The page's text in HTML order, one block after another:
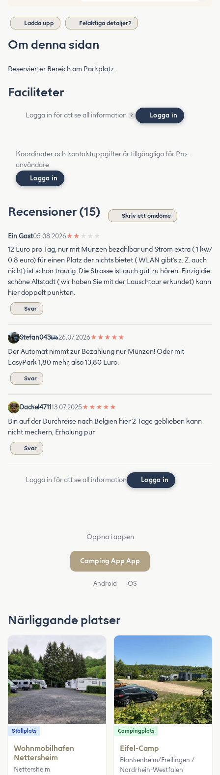
Ladda upp Felaktiga detaljer?
Om denna sidan
Reservierter Bereich am Parkplatz.
Faciliteter
Logga in för att se all information ? Logga in
Koordinater och kontaktuppgifter är tillgängliga för Pro-
användare.
Logga in
Recensioner (15) Skriv ett omdöme
Ein Gast05.08.2026★ ★ ★ ★ ★
12 Euro pro Tag, nur mit Münzen bezahlbar und Strom extra ( 1 kw/
0,8 euro) für einen Platz der nichts bietet ( WLAN gibt's z. Z. auch
nicht) ist schon traurig. Die Strasse ist auch gut zu hören. Einzig die
schöne Altstadt ( wir haben Sie mit der Lauschtour erkundet) kann
hier doppelt punkten.
Svar
Stefan043 26.07.2026★ ★ ★ ★ ★
Der Automat nimmt zur Bezahlung nur Münzen! Oder mit
EasyPark 1,80 mehr, also 13,80 Euro.
Svar
Dackel471113.07.2025★ ★ ★ ★ ★
Bin auf der Durchreise nach Belgien hier 2 Tage geblieben kann
nicht meckern, Erholung pur
Svar
Logga in för att se all information Logga in
Öppna i appen
Camping App App
Android iOS
Närliggande platser
Ställplats
Wohnmobilhafen
Nettersheim
Nettersheim
Campingplats
Eifel-Camp
Blankenheim/Freilingen /
Nordrhein-Westfalen